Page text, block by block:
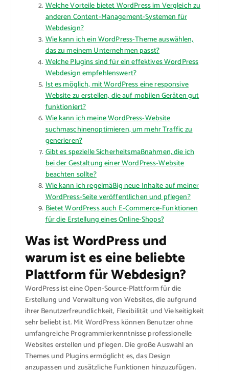
Welche Vorteile bietet WordPress im Vergleich zu
anderen Content-Management-Systemen für
Webdesign?
Wie kann ich ein WordPress-Theme auswählen,
das zu meinem Unternehmen passt?
Welche Plugins sind für ein effektives WordPress
Webdesign empfehlenswert?
Ist es möglich, mit WordPress eine responsive
Website zu erstellen, die auf mobilen Geräten gut
funktioniert?
Wie kann ich meine WordPress-Website
suchmaschinenoptimieren, um mehr Traffic zu
generieren?
Gibt es spezielle Sicherheitsmaßnahmen, die ich
bei der Gestaltung einer WordPress-Website
beachten sollte?
Wie kann ich regelmäßig neue Inhalte auf meiner
WordPress-Seite veröffentlichen und pflegen?
Bietet WordPress auch E-Commerce-Funktionen
für die Erstellung eines Online-Shops?
Was ist WordPress und
warum ist es eine beliebte
Plattform für Webdesign?
WordPress ist eine Open-Source-Plattform für die
Erstellung und Verwaltung von Websites, die aufgrund
ihrer Benutzerfreundlichkeit, Flexibilität und Vielseitigkeit
sehr beliebt ist. Mit WordPress können Benutzer ohne
umfangreiche Programmierkenntnisse professionelle
Websites erstellen und pflegen. Die große Auswahl an
Themes und Plugins ermöglicht es, das Design
anzupassen und zusätzliche Funktionen hinzuzufügen.